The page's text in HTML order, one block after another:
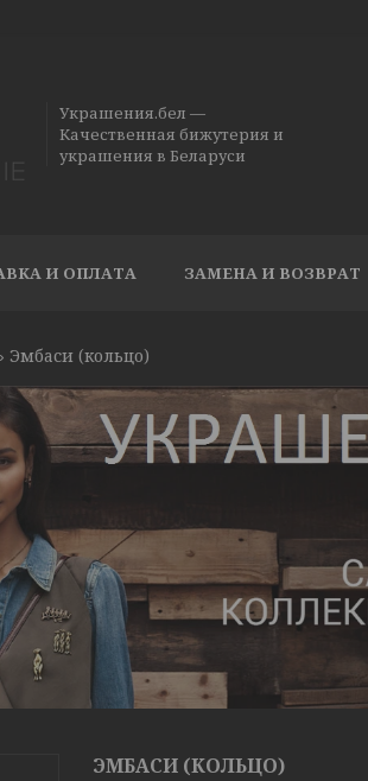
Украшения.бел —
Качественная бижутерия и
украшения в Беларуси
И ОПЛАТА ЗАМЕНА И ВОЗВРАТ
Эмбаси (кольцо)
ЭМБАСИ (КОЛЬЦО)